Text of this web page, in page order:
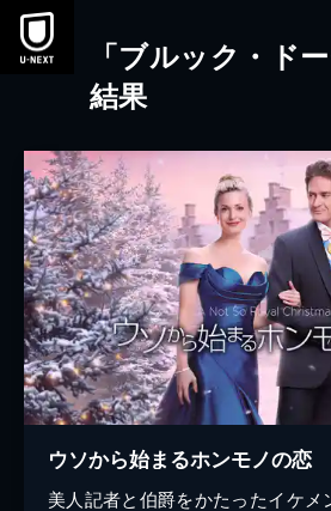
本文へスキップ
「ブルック・ド
結果
ウソから始まるホンモノの恋
美人記者と伯爵をかたったイケメ